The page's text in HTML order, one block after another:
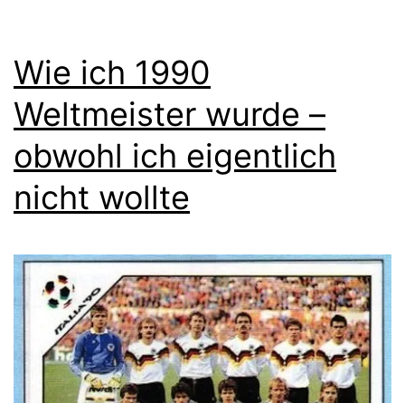
Wie ich 1990
Weltmeister wurde –
obwohl ich eigentlich
nicht wollte